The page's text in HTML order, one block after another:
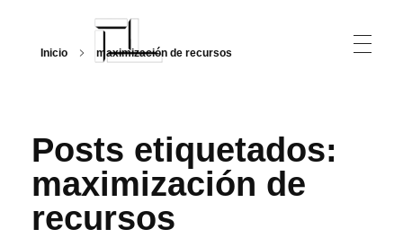
Inicio maximización de recursos
Posts etiquetados:
maximización de
recursos